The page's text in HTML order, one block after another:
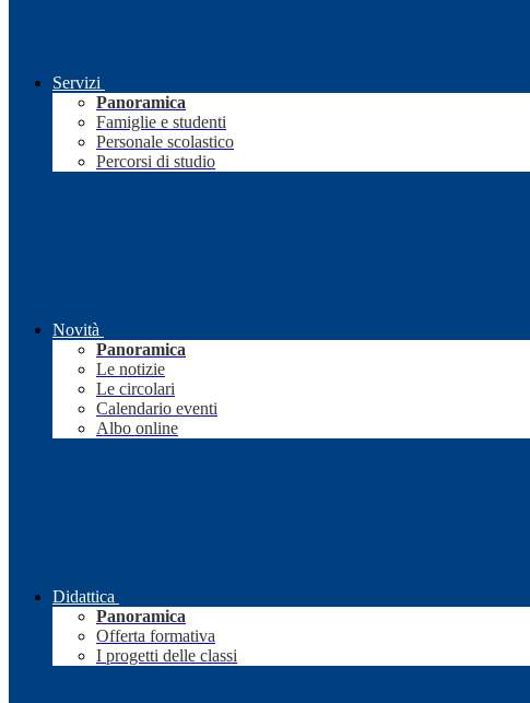
Servizi
Panoramica
Famiglie e studenti
Personale scolastico
Percorsi di studio
Novità
Panoramica
Le notizie
Le circolari
Calendario eventi
Albo online
Didattica
Panoramica
Offerta formativa
I progetti delle classi